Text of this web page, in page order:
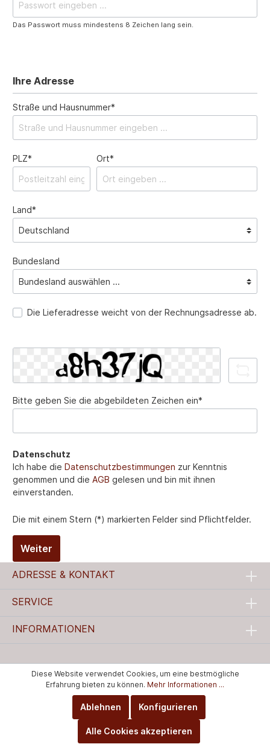
Das Passwort muss mindestens 8 Zeichen lang sein.
Ihre Adresse
Straße und Hausnummer*
PLZ* Ort*
Land*
Bundesland
Die Lieferadresse weicht von der Rechnungsadresse ab.
Bitte geben Sie die abgebildeten Zeichen ein*
Datenschutz
Ich habe die Datenschutzbestimmungen zur Kenntnis
genommen und die AGB gelesen und bin mit ihnen
einverstanden.
Die mit einem Stern (*) markierten Felder sind Pflichtfelder.
Weiter
ADRESSE & KONTAKT
SERVICE
INFORMATIONEN
Diese Website verwendet Cookies, um eine bestmögliche
Erfahrung bieten zu können. Mehr Informationen ...
Ablehnen Konfigurieren
Alle Cookies akzeptieren